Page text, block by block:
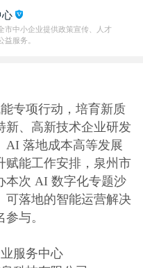
心
市中小企业提供政策宣传、人才
服务。
专项行动，培育新质
新、高新技术企业研发
AI 落地成本高等发展
能工作安排， 泉州市
本次 AI 数字化专题沙
可落地的智能运营解决
与。
服务中心